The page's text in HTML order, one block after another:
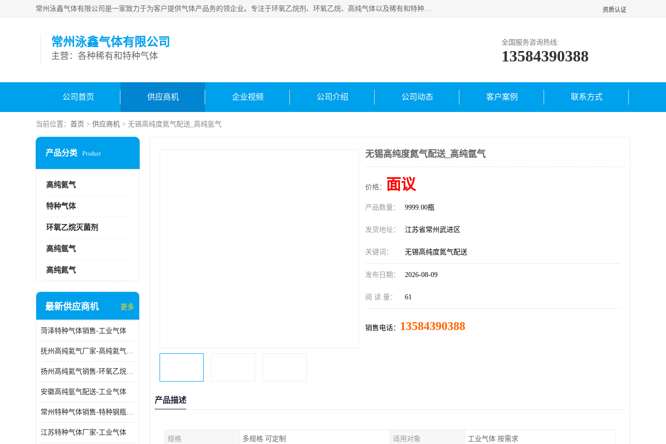
常州泳鑫气体有限公司是一家致力于为客户提供气体产品务的领企业。专注于环氧乙烷剂、环氧乙烷、高纯气体以及稀有和特种气体的研发、生产、销售和配送，产品广泛应用于医疗、电子、科研、化工、食品等多个领域。主要产品有：环氧乙烷灭菌剂，环氧乙烷，高纯氩，氮，氪，氙，氖，氘，笑，氦，氢，氧等各种稀有和特种气体。 资质认证
常州泳鑫气体有限公司
主营：各种稀有和特种气体
全国服务咨询热线:
13584390388
公司首页 供应商机 企业视频 公司介绍 公司动态 客户案例 联系方式
当前位置： 首页 > 供应商机 > 无锡高纯度氮气配送_高纯氩气
产品分类 Product
高纯氦气
特种气体
环氧乙烷灭菌剂
高纯氩气
高纯氮气
最新供应商机 更多
菏泽特种气体销售-工业气体
抚州高纯氦气厂家-高纯氦气标准气体
扬州高纯氦气销售-环氧乙烷灭菌剂
安徽高纯氩气配送-工业气体
常州特种气体销售-特种钢瓶年检配件销售
江苏特种气体厂家-工业气体
无锡高纯度氮气配送_高纯氩气
价格： 面议
产品数量： 9999.00瓶
发货地址： 江苏省常州武进区
关键词： 无锡高纯度氮气配送
发布日期： 2026-08-09
阅 读 量： 61
销售电话： 13584390388
产品描述
规格 多规格 可定制 适用对象 工业气体 按需求